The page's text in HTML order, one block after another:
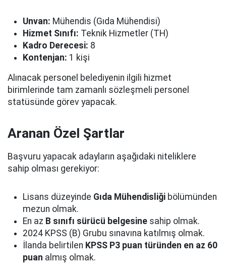
Unvan: Mühendis (Gıda Mühendisi)
Hizmet Sınıfı: Teknik Hizmetler (TH)
Kadro Derecesi: 8
Kontenjan: 1 kişi
Alınacak personel belediyenin ilgili hizmet
birimlerinde tam zamanlı sözleşmeli personel
statüsünde görev yapacak.
Aranan Özel Şartlar
Başvuru yapacak adayların aşağıdaki niteliklere
sahip olması gerekiyor:
Lisans düzeyinde Gıda Mühendisliği bölümünden
mezun olmak.
En az B sınıfı sürücü belgesine sahip olmak.
2024 KPSS (B) Grubu sınavına katılmış olmak.
İlanda belirtilen KPSS P3 puan türünden en az 60
puan almış olmak.